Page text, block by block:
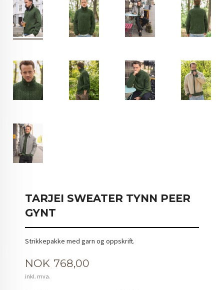
TARJEI SWEATER TYNN PEER
GYNT
Strikkepakke med garn og oppskrift.
Pris
NOK 768,00
inkl. mva.